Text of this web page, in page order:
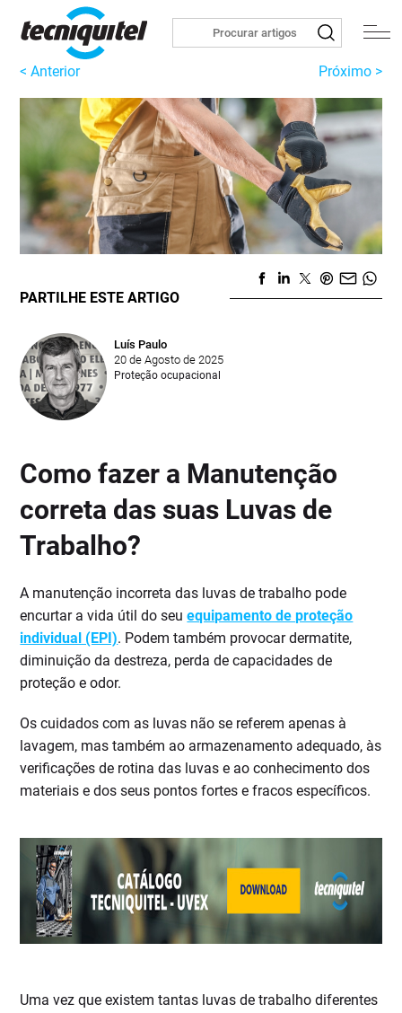
< Anterior Próximo >
PARTILHE ESTE ARTIGO
Luís Paulo
20 de Agosto de 2025
Proteção ocupacional
Como fazer a Manutenção
correta das suas Luvas de
Trabalho?
A manutenção incorreta das luvas de trabalho pode
encurtar a vida útil do seuequipamento de proteção
individual (EPI). Podem também provocar dermatite,
diminuição da destreza, perda de capacidades de
proteção e odor.
Os cuidados com as luvas não se referem apenas à
lavagem, mas também ao armazenamento adequado, às
verificações de rotina das luvas e ao conhecimento dos
materiais e dos seus pontos fortes e fracos específicos.
Uma vez que existem tantas luvas de trabalho diferentes